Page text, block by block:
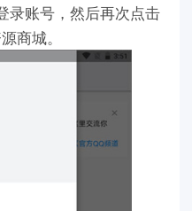
录账号，然后再次点击
商城。